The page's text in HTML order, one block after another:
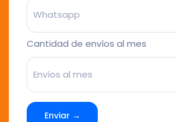
Cantidad de envíos al mes
Enviar →